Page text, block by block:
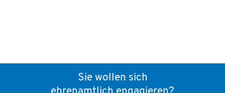
Sie wollen sich